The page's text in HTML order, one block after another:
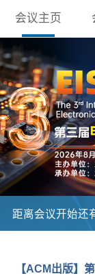
会议主页
距离会议开始还
【ACM出版】